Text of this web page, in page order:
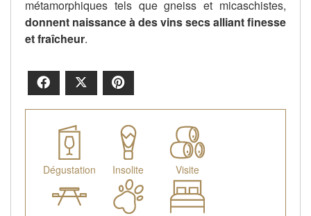
métamorphiques tels que gneiss et micaschistes,
donnent naissance à des vins secs alliant finesse
et fraîcheur.
Facebook
Dégustation Insolite Visite